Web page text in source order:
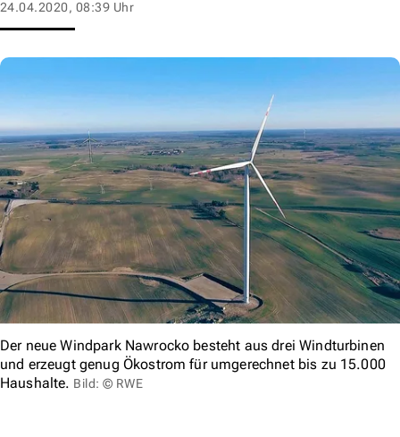
24.04.2020, 08:39 Uhr
Der neue Windpark Nawrocko besteht aus drei Windturbinen
und erzeugt genug Ökostrom für umgerechnet bis zu 15.000
Haushalte. Bild: © RWE